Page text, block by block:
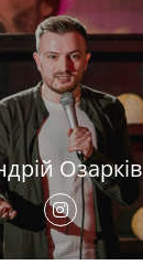
Озарків